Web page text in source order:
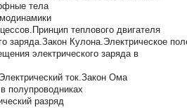
тела
теплового двигателя
заряда.Закон Кулона.Электрическое
электрического заряда в
ток.Закон Ома
полупроводниках
разряд